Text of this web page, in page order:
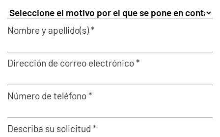
Nombre y apellido(s) *
Dirección de correo electrónico *
Número de teléfono *
Describa su solicitud *